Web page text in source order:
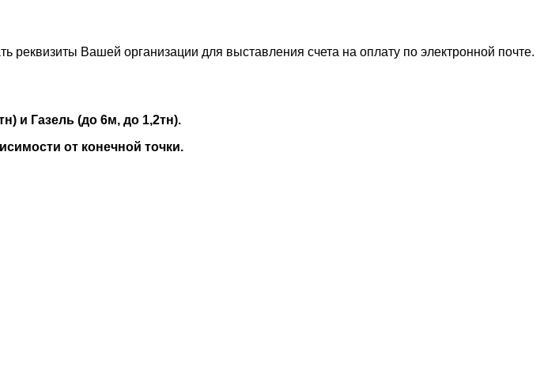
Вашей организации для выставления счета на оплату по электронной почте.
и Газель (до 6м, до 1,2тн).
от конечной точки.